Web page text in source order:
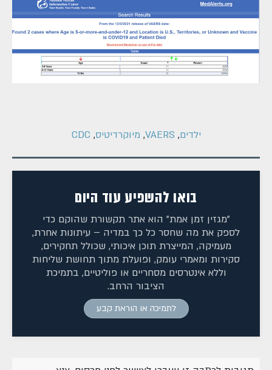
ילדים,
VAERS
, מיוקרדיטיס,
CDC
בואו להשפיע עוד היום
"מגזין זמן אמת" הוא אתר תקשורת שהוקם כדי
לספק את מה שחסר כל כך במדיה – עיתונות אחרת,
מעמיקה, המייצרת תוכן איכותי, שכולל תחקירים,
סקירות ומאמרי עומק, ופועלת מתוך תחושת שליחות
וללא אינטרסים מסחריים או פוליטיים, בתמיכת
הציבור הרחב.
לתמיכה או הוראת קבע